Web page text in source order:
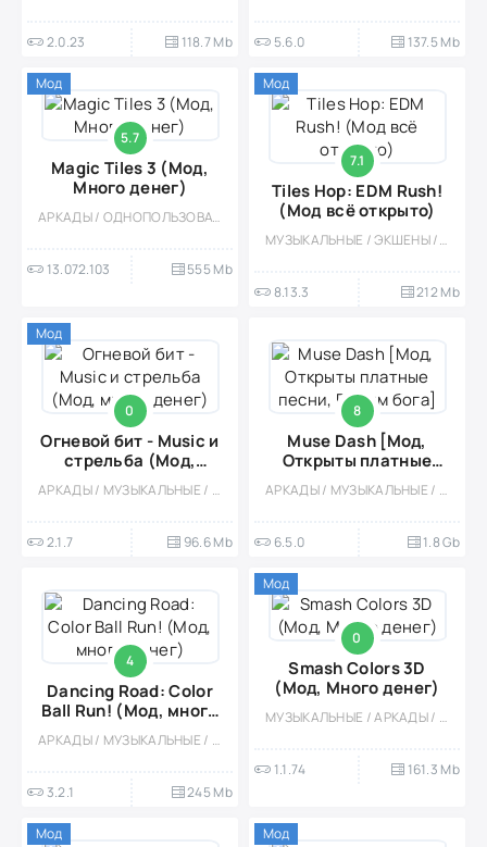
2.0.23 118.7 Mb 5.6.0 137.5 Mb
5.7
Magic Tiles 3 (Мод,
Много денег)
АРКАДЫ / ОДНОПОЛЬЗОВАТЕЛЬСКИЕ / ОФЛАЙН / МУЗЫКАЛЬНЫЕ / КАЗУАЛЬНЫЕ / СТИЛИЗАЦИЯ / МОД
13.072.103 555 Mb
Мод
7.1
Tiles Hop: EDM Rush!
(Мод всё открыто)
МУЗЫКАЛЬНЫЕ / ЭКШЕНЫ / АРКАДЫ / ОДНОПОЛЬЗОВАТЕЛЬСКИЕ / ОФЛАЙН / МОД / ДЛЯ ВСЕЙ СЕМЬИ
8.13.3 212 Mb
Мод
0
Огневой бит - Мusic и
стрельба (Мод,
много денег)
АРКАДЫ / МУЗЫКАЛЬНЫЕ / АБСТРАКЦИЯ / ОФЛАЙН / МОД / ОДНОПОЛЬЗОВАТЕЛЬСКИЕ / МАЛЕНЬКАЯ
2.1.7 96.6 Mb
Мод
8
Muse Dash [Мод,
Открыты платные
песни, Режим бога] АРКАДЫ / МУЗЫКАЛЬНЫЕ / ПЛАТНАЯ / АНИМЕ / ФЭНТЕЗИ / СТИЛИЗАЦИЯ / ВИД СБОКУ / ОДНОПОЛЬЗОВАТЕЛЬСКИЕ / ДЕВОЧКАМ / ПЛАТФОРМЕРЫ / БОЛЬШАЯ
6.5.0 1.8 Gb
4
Dancing Road: Color
Ball Run! (Мод, много
денег)
АРКАДЫ / МУЗЫКАЛЬНЫЕ / ОФЛАЙН / АБСТРАКЦИЯ / ОДНОПОЛЬЗОВАТЕЛЬСКИЕ
3.2.1 245 Mb
0
Smash Colors 3D
(Мод, Много денег)
МУЗЫКАЛЬНЫЕ / АРКАДЫ / АБСТРАКЦИЯ / ОДНОПОЛЬЗОВАТЕЛЬСКИЕ / ОФЛАЙН / РАННЕРЫ / ВСТРОЕННЫЙ КЕШ / КАЗУАЛЬНЫЕ / МОД
1.1.74 161.3 Mb
Мод
Мод Мод